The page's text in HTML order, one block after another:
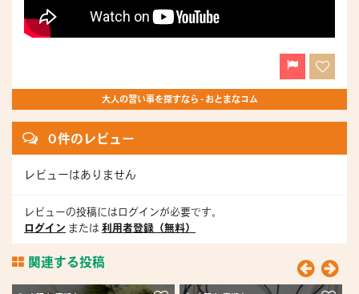
大人の習い事を探すなら - おとまなコム
0 件のレビュー
レビューはありません
レビューの投稿にはログインが必要です。
ログイン または 利用者登録（無料）
関連する投稿